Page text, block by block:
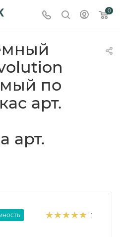
0
по
арт.
арт.
1